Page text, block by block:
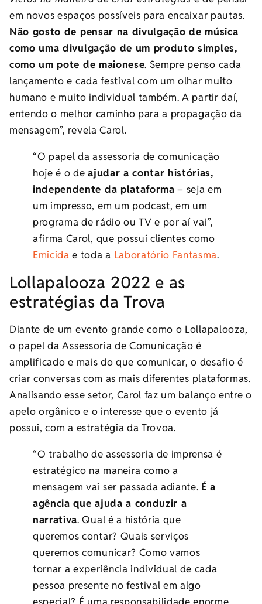
em novos espaços possíveis para encaixar pautas.
Não gosto de pensar na divulgação de música
como uma divulgação de um produto simples,
como um pote de maionese. Sempre penso cada
lançamento e cada festival com um olhar muito
humano e muito individual também. A partir daí,
entendo o melhor caminho para a propagação da
mensagem”, revela Carol.
“O papel da assessoria de comunicação
hoje é o deajudar a contar histórias,
independente da plataforma – seja em
um impresso, em um podcast, em um
programa de rádio ou TV e por aí vai”,
afirma Carol, que possui clientes como
Emicida e toda a Laboratório Fantasma.
Lollapalooza 2022 e as
estratégias da Trova
Diante de um evento grande como o Lollapalooza,
o papel da Assessoria de Comunicação é
amplificado e mais do que comunicar, o desafio é
criar conversas com as mais diferentes plataformas.
Analisando esse setor, Carol faz um balanço entre o
apelo orgânico e o interesse que o evento já
possui, com a estratégia da Trovoa.
“O trabalho de assessoria de imprensa é
estratégico na maneira como a
mensagem vai ser passada adiante. É a
agência que ajuda a conduzir a
narrativa. Qual é a história que
queremos contar? Quais serviços
queremos comunicar? Como vamos
tornar a experiência individual de cada
pessoa presente no festival em algo